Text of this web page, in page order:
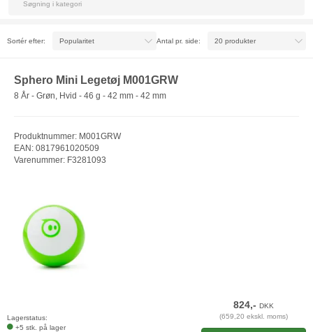
Føniks Computer er vi vilde med ideen om elektroniske kæledyr og du kan se
Sortér efter: Antal pr. side:
Sphero Mini Legetøj M001GRW
8 År - Grøn, Hvid - 46 g - 42 mm - 42 mm
Produktnummer: M001GRW
EAN: 0817961020509
Varenummer: F3281093
Lagerstatus:
+5 stk. på lager
824,-DKK
(659,20 ekskl. moms)